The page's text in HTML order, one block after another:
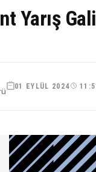
Yarış
01 EYLÜL 2024